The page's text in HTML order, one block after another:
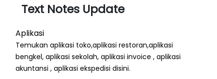
Text Notes Update
Aplikasi
Temukan aplikasi toko,aplikasi restoran,aplikasi
bengkel, aplikasi sekolah, aplikasi invoice , aplikasi
akuntansi , aplikasi ekspedisi disini.